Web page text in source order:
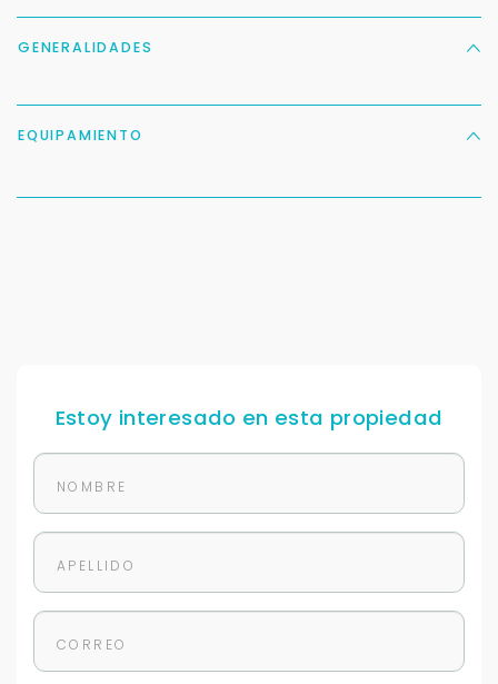
GENERALIDADES
EQUIPAMIENTO
Estoy interesado en esta propiedad